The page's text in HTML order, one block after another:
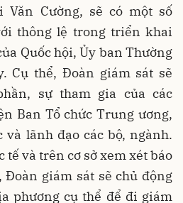
Văn Cường, sẽ có một số
thông lệ trong triển khai
Quốc hội, Ủy ban Thường
Cụ thể, Đoàn giám sát sẽ
sự tham gia của các
Ban Tổ chức Trung ương,
lãnh đạo các bộ, ngành.
và trên cơ sở xem xét báo
Đoàn giám sát sẽ chủ động
phương cụ thể để đi giám